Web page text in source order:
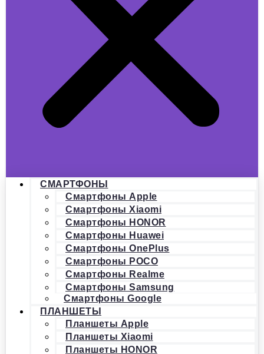
СМАРТФОНЫ
Смартфоны Apple
Смартфоны Xiaomi
Смартфоны HONOR
Смартфоны Huawei
Смартфоны OnePlus
Смартфоны POCO
Смартфоны Realme
Смартфоны Samsung
Смартфоны Google
ПЛАНШЕТЫ
Планшеты Apple
Планшеты Xiaomi
Планшеты HONOR